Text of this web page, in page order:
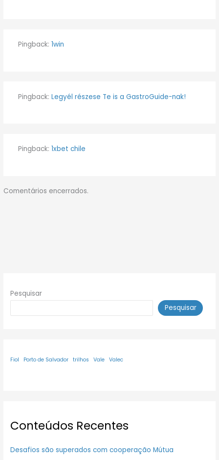
Pingback: 1win
Pingback: Legyél részese Te is a GastroGuide-nak!
Pingback: 1xbet chile
Comentários encerrados.
Pesquisar
Pesquisar
Fiol Porto de Salvador trilhos Vale Valec
Conteúdos Recentes
Desafios são superados com cooperação Mútua